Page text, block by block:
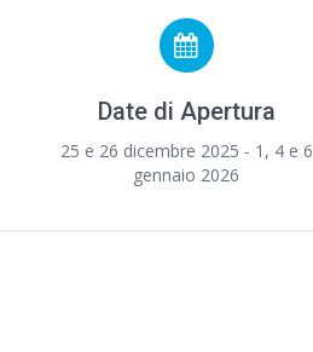
Date di Apertura
25 e 26 dicembre 2025 - 1, 4 e 6
gennaio 2026